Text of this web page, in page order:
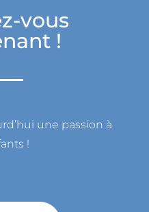
vous
!
une passion à
!